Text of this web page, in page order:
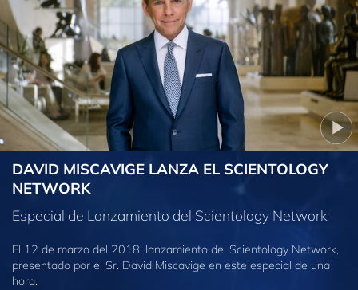
DAVID MISCAVIGE LANZA EL SCIENTOLOGY
NETWORK
Especial de Lanzamiento del Scientology Network
El 12 de marzo del 2018, lanzamiento del Scientology Network,
presentado por el Sr. David Miscavige en este especial de una
hora.